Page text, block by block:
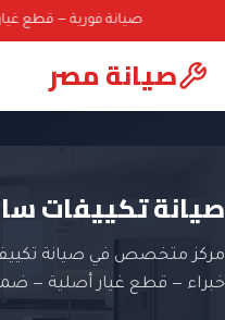
صيانة فورية — قطع غيار أصلية —
صيانة مصر
صيانة تكييفات
مركز متخصص في صيانة
خبراء — قطع غيار أصلية — ضمان 6